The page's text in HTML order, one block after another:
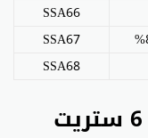
SSA66
SSA67
SSA68